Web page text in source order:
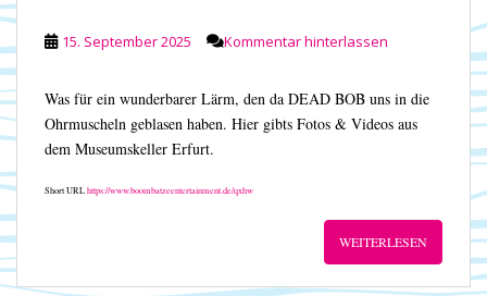
15. September 2025 Kommentar hinterlassen
Was für ein wunderbarer Lärm, den da DEAD BOB uns in die
Ohrmuscheln geblasen haben. Hier gibts Fotos & Videos aus
dem Museumskeller Erfurt.
Short URLhttps://www.boombatzeentertainment.de/qxhw
WEITERLESEN